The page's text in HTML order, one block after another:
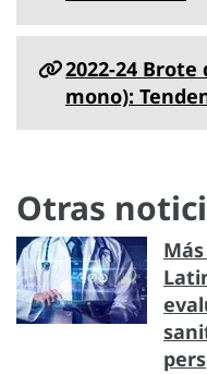
2022-24
mono):
Otras